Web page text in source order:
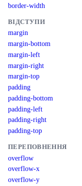
border-width
ВІДСТУПИ
margin
margin-bottom
margin-left
margin-right
margin-top
padding
padding-bottom
padding-left
padding-right
padding-top
ПЕРЕПОВНЕННЯ
overflow
overflow-x
overflow-y